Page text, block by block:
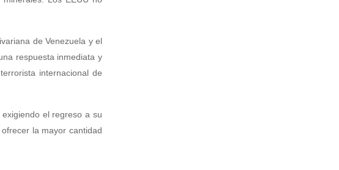
de Venezuela y el
respuesta inmediata y
internacional de
el regreso a su
la mayor cantidad